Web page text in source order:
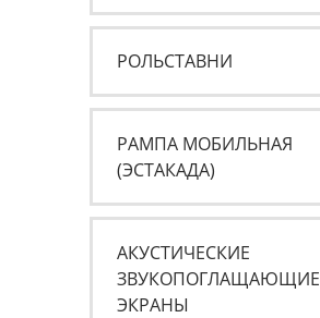
РОЛЬСТАВНИ
РАМПА МОБИЛЬНАЯ
(ЭСТАКАДА)
АКУСТИЧЕСКИЕ
ЗВУКОПОГЛАЩАЮЩИЕ
ЭКРАНЫ